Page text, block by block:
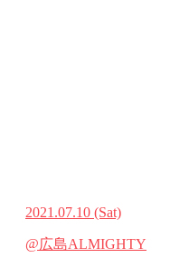
2021.07.10 (Sat)
@広島ALMIGHTY